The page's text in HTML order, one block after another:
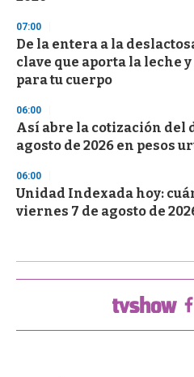
07:00
De la entera a la
clave que aporta la leche
para tu cuerpo
06:00
Así abre la cotización del
agosto de 2026 en pesos
06:00
Unidad Indexada hoy:
viernes 7 de agosto de